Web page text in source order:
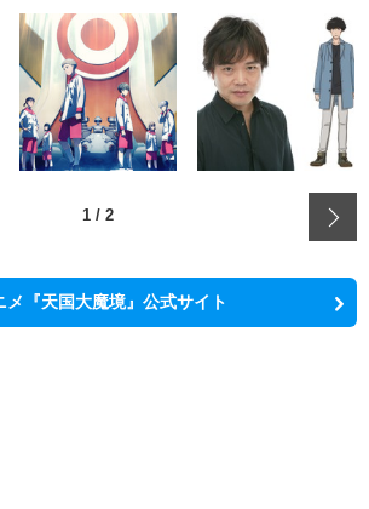
1 / 2
メ『天国大魔境』公式サイト